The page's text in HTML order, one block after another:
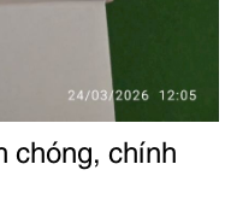
chóng, chính